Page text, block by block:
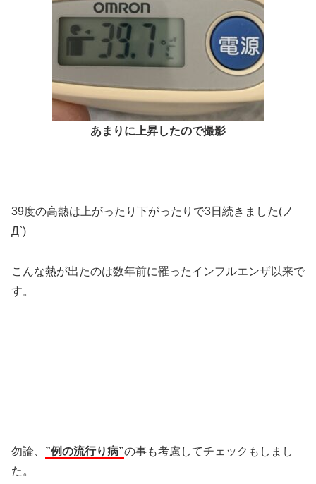
あまりに上昇したので撮影
39度の高熱は上がったり下がったりで3日続きました(ノ
Д`)
こんな熱が出たのは数年前に罹ったインフルエンザ以来で
す。
勿論、 ”例の流行り病”の事も考慮してチェックもしまし
た。